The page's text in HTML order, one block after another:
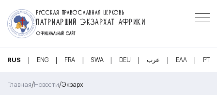
РУССКАЯ ПРАВОСЛАВНАЯ ЦЕРКОВЬ
ПАТРИАРШИЙ ЭКЗАРХАТ АФРИКИ
ОФИЦИАЛЬНЫЙ САЙТ
RUS | ENG | FRA | SWA | DEU | عرب | ΕΛΛ | PT
Главная/Новости/Экзарх